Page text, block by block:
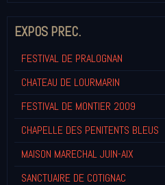
EXPOS PREC.
FESTIVAL DE PRALOGNAN
CHATEAU DE LOURMARIN
FESTIVAL DE MONTIER 2009
CHAPELLE DES PENITENTS BLEUS
MAISON MARECHAL JUIN-AIX
SANCTUAIRE DE COTIGNAC